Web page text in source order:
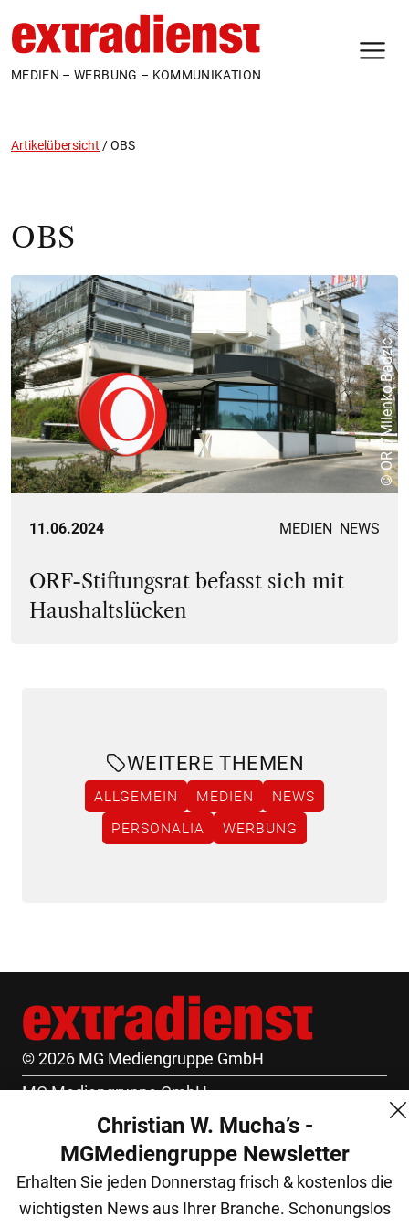
MEDIEN – WERBUNG – KOMMUNIKATION
Artikelübersicht /OBS
OBS
© ORF/Milenko Badzic
11.06.2024 MEDIEN NEWS
ORF-Stiftungsrat befasst sich mit
Haushaltslücken
WEITERE THEMEN
ALLGEMEIN MEDIEN
NEWS
PERSONALIA
WERBUNG
© 2026 MG Mediengruppe GmbH
MG Mediengruppe GmbH
Burgring 1/7
1010 Wien
+43 (1) 522 14 14
Christian W. Mucha’s -
MGMediengruppe Newsletter
Erhalten Sie jeden Donnerstag frisch & kostenlos die
wichtigsten News aus Ihrer Branche. Schonungslos